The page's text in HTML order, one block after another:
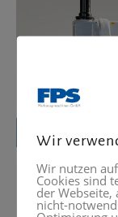
Wir
Wir nutzen
Cookies sind
der
nicht-